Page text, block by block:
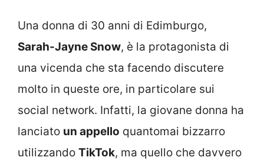
Una donna di 30 anni di Edimburgo,
Sarah-Jayne Snow, è la protagonista di
una vicenda che sta facendo discutere
molto in queste ore, in particolare sui
social network. Infatti, la giovane donna ha
lanciato un appello quantomai bizzarro
utilizzando TikTok, ma quello che davvero